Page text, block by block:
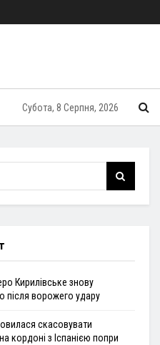
Субота, 8 Серпня, 2026
Кирилівське знову
після ворожего удару
скасовувати
кордоні з Іспанією попри